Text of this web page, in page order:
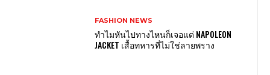
FASHION NEWS
ทำไมหันไปทางไหนก็เจอแต่ NAPOLEON
JACKET เสื้อทหารที่ไม่ใช่ลายพราง